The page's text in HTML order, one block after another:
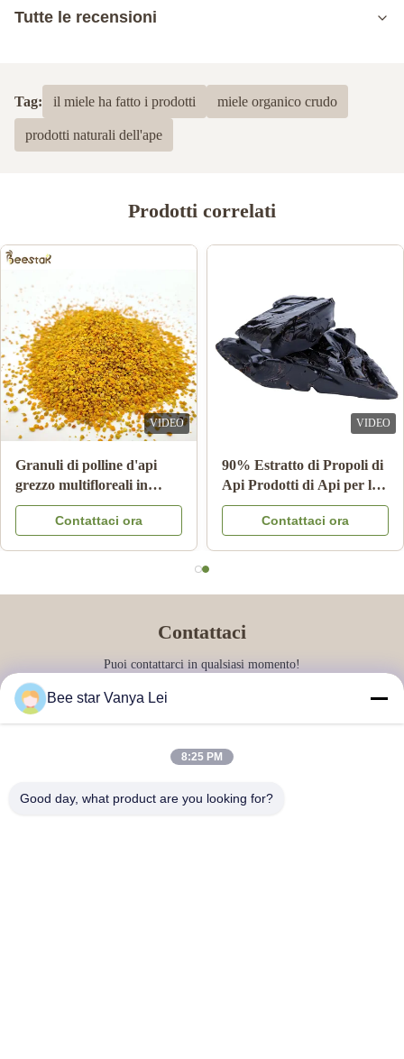
Tutte le recensioni
5.0Sulla base di 50 recensioni recenti
5
S safiyah Maghrabi,
Dec 9.2024
افضل شركة تعاملت معها ✨
Tag: il miele ha fatto i prodotti miele organico crudo
prodotti naturali dell'ape
Prodotti correlati
VIDEO
Granuli di polline d'api
grezzo multifloreali in
cartone da 25 kg -
Integratore alimentare
Contattaci ora
VIDEO
90% Estratto di Propoli di
Api Prodotti di Api per la
Cura della Salute da Bee
Contattaci ora
Contattaci
Puoi contattarci in qualsiasi momento!
Bee star Vanya Lei
8:25 PM
Good day, what product are you looking for?